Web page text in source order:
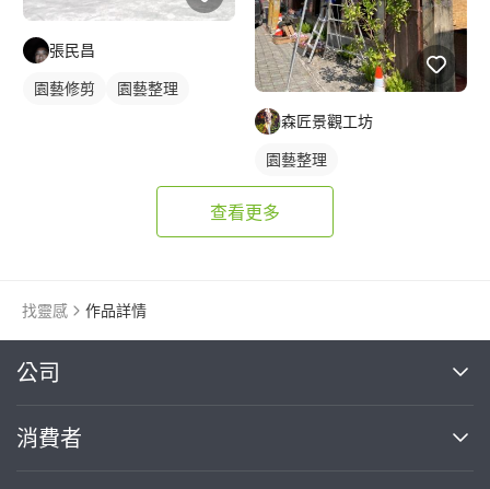
張民昌
園藝修剪 園藝整理
森匠景觀工坊
園藝整理
查看更多
找靈感 作品詳情
公司
關於我們
消費者
繼續完成